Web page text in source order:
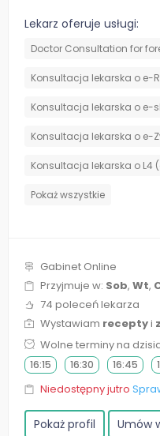
Lekarz oferuje usługi:
Doctor Consultation for
Konsultacja lekarska o e-
Konsultacja lekarska o
Konsultacja lekarska o e-
Konsultacja lekarska o L4
Pokaż wszystkie
Gabinet Online
Przyjmuje w: Sob, Wt,
74 poleceń lekarza
Wystawiam receptyi
Wolne terminy na
16:15 16:30 16:45
Niedostępny jutro
Pokaż profil Umów